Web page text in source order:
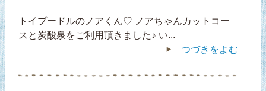
トイプードルのノアくん♡ ノアちゃんカットコー
スと炭酸泉をご利用頂きました♪ い...
つづきをよむ